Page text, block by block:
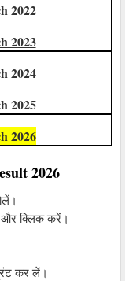
2022
2023
2024
2025
2026
2026
और क्लिक करें।
कर लें।